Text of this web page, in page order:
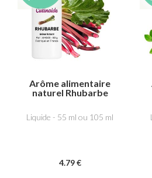
Arôme alimentaire
naturel Rhubarbe
Liquide - 55 ml ou 105 ml
4.79 €